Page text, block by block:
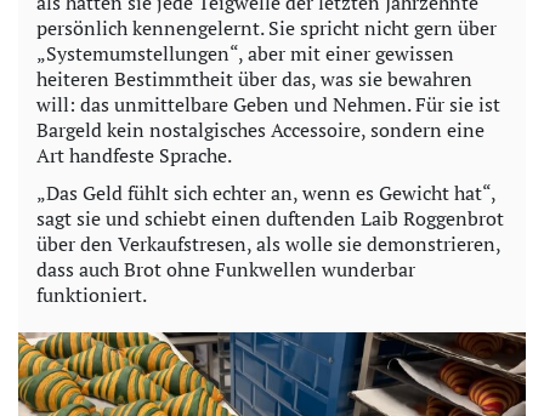
V
i
d
e
o
persönlich kennengelernt. Sie spricht nicht gern über
„Systemumstellungen“, aber mit einer gewissen
heiteren Bestimmtheit über das, was sie bewahren
will: das unmittelbare Geben und Nehmen. Für sie ist
Bargeld kein nostalgisches Accessoire, sondern eine
Art handfeste Sprache.
„Das Geld fühlt sich echter an, wenn es Gewicht hat“,
sagt sie und schiebt einen duftenden Laib Roggenbrot
über den Verkaufstresen, als wolle sie demonstrieren,
dass auch Brot ohne Funkwellen wunderbar
funktioniert.